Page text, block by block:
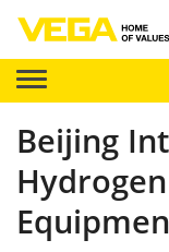
Beijing